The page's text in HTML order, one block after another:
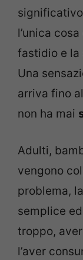
l’unica
fastidio e la
Una
arriva fino
non ha mai
Adulti,
vengono
problema,
semplice
troppo,
l’aver